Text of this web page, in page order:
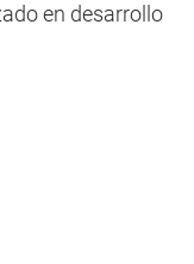
en desarrollo